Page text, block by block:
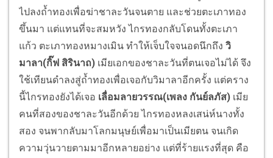
ไปลงถ้ำทองเพื่อฆ่าชาละวันจนตาย และช่วยตะเภาทอง
ขึ้นมา แต่แทนที่จะสมหวัง ไกรทองกลับโดนทั้งตะเภา
แก้ว ตะเภาทองหมางเมิน ทำให้เจ็บใจจนอดนึกถึง วิ
มาลา(กิ๊ฟ สิรินาถ) เมียเอกของชาละวันที่ตนเจอไม่ได้ จึง
ใช้เทียนดำลงสู่ถ้ำทองเพื่อเจอกับวิมาลาอีกครั้ง แต่คราง
นี้ไกรทองยังได้เจอ เลื่อมลายวรรณ(เพลง กันย์ลภัส) เมีย
คนที่สองของชาละวันอีกด้วย ไกรทองหลงเสน่ห์นางทั้ง
สอง จนพากลับมาโลกมนุษย์เพื่อมาเป็นเมียตน จนเกิด
ความวุ่นวายตามมาอีกหลายอย่าง แต่ที่ร้ายแรงที่สุด คือ